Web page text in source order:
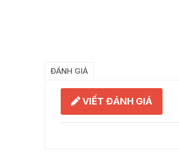
ĐÁNH GIÁ
VIẾT ĐÁNH GIÁ